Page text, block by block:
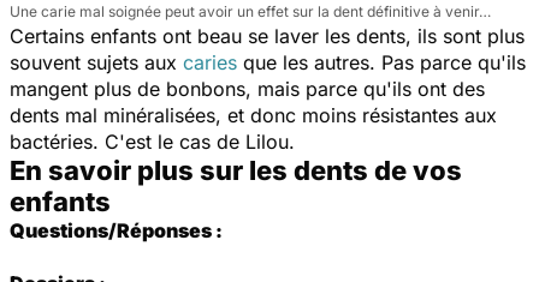
Une carie mal soignée peut avoir un effet sur la dent définitive à venir…
Certains enfants ont beau se laver les dents, ils sont plus
souvent sujets aux caries que les autres. Pas parce qu'ils
mangent plus de bonbons, mais parce qu'ils ont des
dents mal minéralisées, et donc moins résistantes aux
bactéries. C'est le cas de Lilou.
En savoir plus sur les dents de vos
enfants
Questions/Réponses :